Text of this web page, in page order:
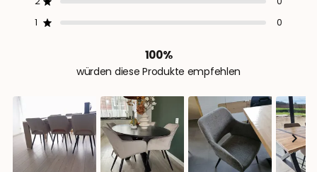
Bewertungen
18
Bewertungen
2
Bewertungen
0
Mit von 5 Sternen bewertet
Bewertungen
01 Mit von 5 Sternen bewertet 0
Bewertungen
0
100%
würden diese Produkte empfehlen